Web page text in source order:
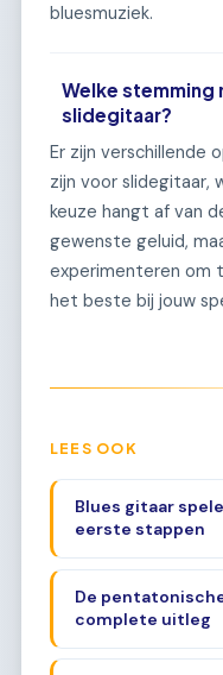
bluesmuziek.
Welke stemming
slidegitaar?
Er zijn verschillende
zijn voor slidegitaar,
keuze hangt af van
gewenste geluid,
experimenteren om
het beste bij jouw
LEES OOK
Blues gitaar
eerste stappen
De
complete uitleg